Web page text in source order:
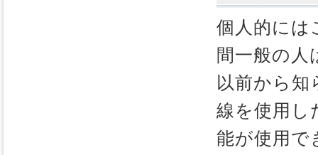
個人的には
間一般の
以前から
線を使用し
能が使用で